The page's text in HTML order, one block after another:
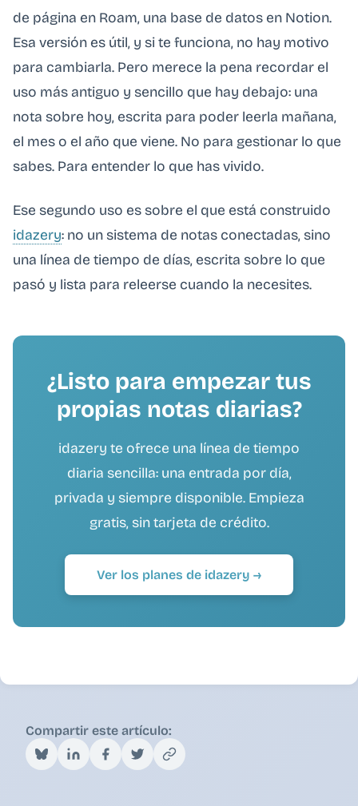
de página en Roam, una base de datos en Notion.
Esa versión es útil, y si te funciona, no hay motivo
para cambiarla. Pero merece la pena recordar el
uso más antiguo y sencillo que hay debajo: una
nota sobre hoy, escrita para poder leerla mañana,
el mes o el año que viene. No para gestionar lo que
sabes. Para entender lo que has vivido.
Ese segundo uso es sobre el que está construido
idazery: no un sistema de notas conectadas, sino
una línea de tiempo de días, escrita sobre lo que
pasó y lista para releerse cuando la necesites.
¿Listo para empezar tus
propias notas diarias?
idazery te ofrece una línea de tiempo
diaria sencilla: una entrada por día,
privada y siempre disponible. Empieza
gratis, sin tarjeta de crédito.
Ver los planes de idazery →
Compartir este artículo: